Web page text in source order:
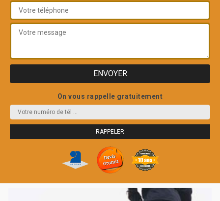
On vous rappelle gratuitement